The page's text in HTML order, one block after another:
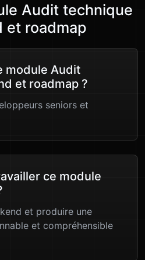
Audit technique
et roadmap
module Audit
et roadmap ?
seniors et
ce module
et produire une
et compréhensible